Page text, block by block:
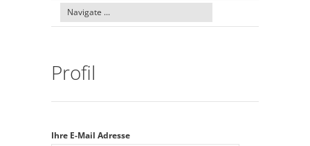
Profil
Ihre E-Mail Adresse